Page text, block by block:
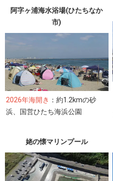
阿字ヶ浦海水浴場(ひたちなか
市)
2026年海開き ：約1.2kmの砂
浜、国営ひたち海浜公園
姥の懐マリンプール